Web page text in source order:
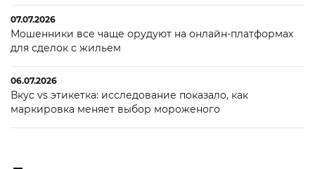
07.07.2026
Мошенники все чаще орудуют на онлайн-платформах
для сделок с жильем
06.07.2026
Вкус vs этикетка: исследование показало, как
маркировка меняет выбор мороженого